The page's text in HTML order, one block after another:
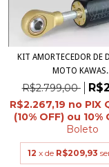
KIT AMORTECEDOR DE
MOTO
R$2.799,00
R$2.267,19
Boleto
12 x de R$209,93